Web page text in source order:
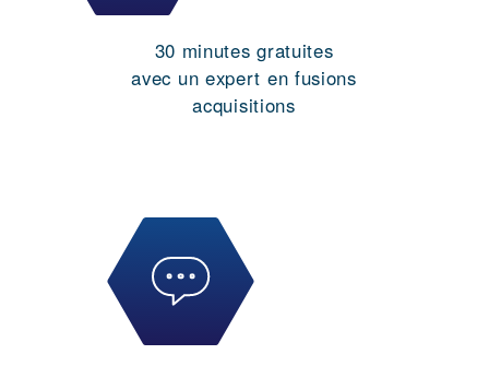
30 minutes gratuites
avec un expert en fusions
acquisitions